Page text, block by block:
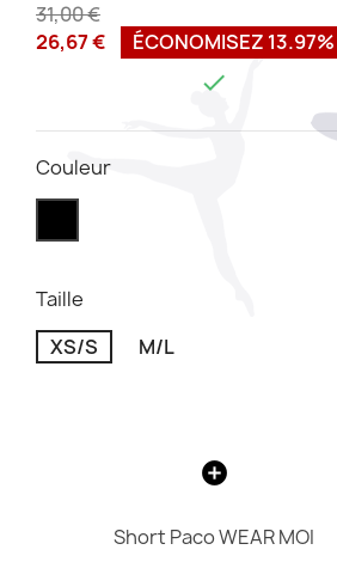
31,00 €
26,67 €
ÉCONOMISEZ 13.97%

Couleur
Taille
XS/S
M/L
Short Paco WEAR MOI